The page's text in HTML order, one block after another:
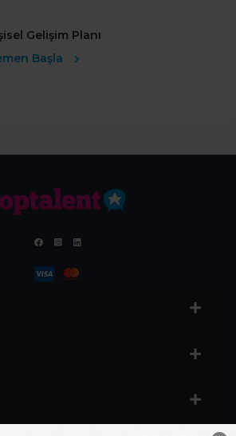
Gelişim Planı
Başla